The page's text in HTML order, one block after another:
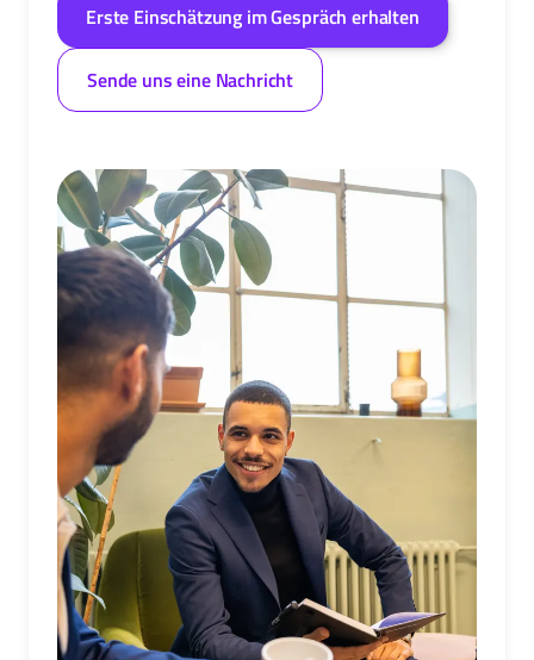
Erste Einschätzung im Gespräch erhalten
Sende uns eine Nachricht